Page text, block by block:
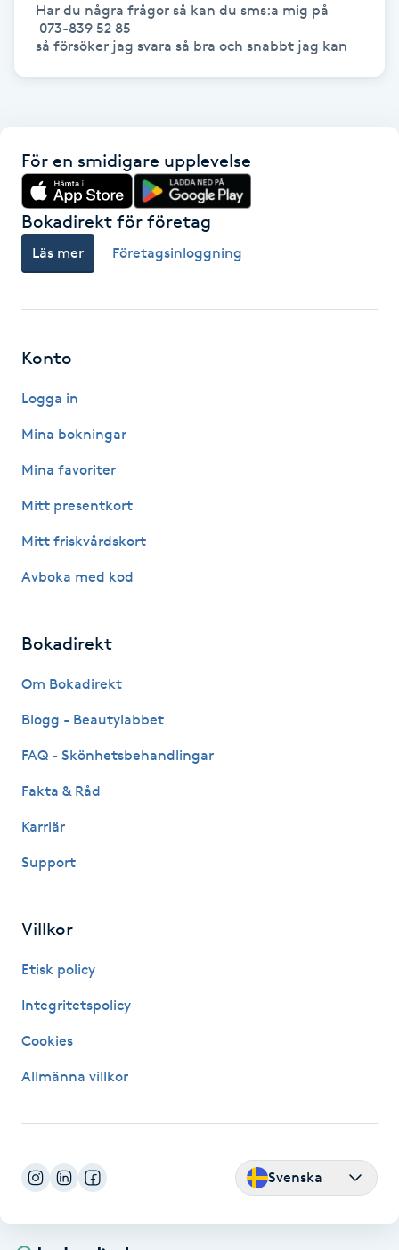
Hollywood Peel
Hudföryngring
Huduppstramning
Hudvård
Hyaluronsyra
Hyperhidros
Hypnos
Hårborttagning
Hårbottenbehandling
Hälsprickor
Idrottsmassage
IPL
IR-massage
Japansk massage
K
K18
Katun fransar
Kemisk peeling
Keratinbehandling
Har du några frågor så kan du sms:a mig på
så försöker jag svara så bra och snabbt jag kan
För en smidigare upplevelse
Bokadirekt för företag
Läs mer Företagsinloggning
Konto
Logga in
Mina bokningar
Mina favoriter
Mitt presentkort
Mitt friskvårdskort
Avboka med kod
Bokadirekt
Om Bokadirekt
Blogg - Beautylabbet
FAQ - Skönhetsbehandlingar
Fakta & Råd
Karriär
Support
Villkor
Etisk policy
Integritetspolicy
Cookies
Allmänna villkor
Svenska